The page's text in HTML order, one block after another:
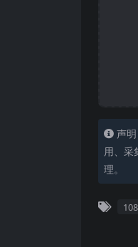
声
用、采
理。